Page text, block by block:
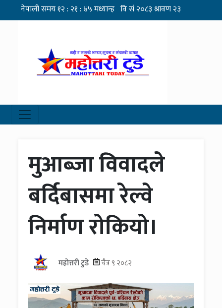
मुआब्जा विवादले
बर्दिबासमा रेल्वे
निर्माण रोकियो।
महोत्तरी टुडे चैत्र ९ २०८२